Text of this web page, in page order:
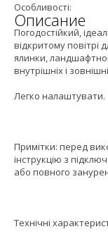
Описание
Особливості:
Погодостійкий,
відкритому повітрі
ялинки,
внутрішніх і
Легко налаштувати.
Примітки: перед
інструкцію з
або повного
Технічні